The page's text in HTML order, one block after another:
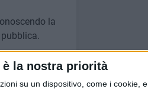
la nostra priorità
su un dispositivo, come i cookie, e
la